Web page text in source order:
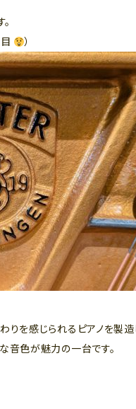
）
りを感じられるピアノを製造
音色が魅力の一台です。